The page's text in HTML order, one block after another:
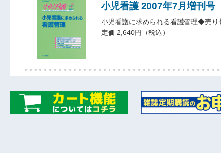
小児看護 2007年7月増刊号
小児看護に求められる看護管理◆売
定価 2,640円（税込）